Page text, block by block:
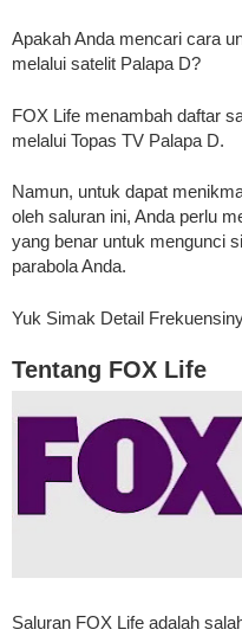
Apakah Anda mencari cara
melalui satelit Palapa D?
FOX Life menambah daftar
melalui Topas TV Palapa D.
Namun, untuk dapat
oleh saluran ini, Anda perlu
yang benar untuk mengunci
parabola Anda.
Yuk Simak Detail
Tentang FOX Life
Saluran FOX Life adalah